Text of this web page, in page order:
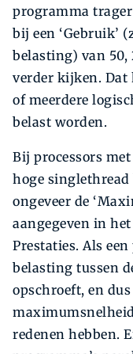
programma
bij een ‘Gebruik’
belasting) van 50,
verder kijken. Dat
of meerdere
belast worden.
Bij processors
hoge singlethread
ongeveer de
aangegeven in
Prestaties. Als
belasting tussen
opschroeft, en
redenen hebben.